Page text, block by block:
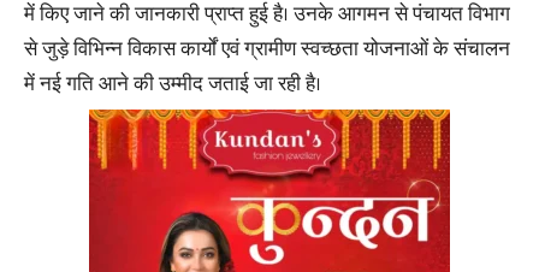
में किए जाने की जानकारी प्राप्त हुई है। उनके आगमन से पंचायत विभाग
से जुड़े विभिन्न विकास कार्यों एवं ग्रामीण स्वच्छता योजनाओं के संचालन
में नई गति आने की उम्मीद जताई जा रही है।